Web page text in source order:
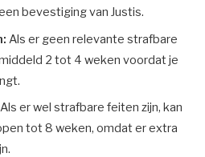
bevestiging van Justis.
Als er geen relevante strafbare
2 tot 4 weken voordat je
Als er wel strafbare feiten zijn, kan
tot 8 weken, omdat er extra